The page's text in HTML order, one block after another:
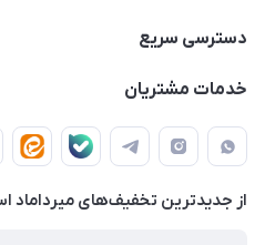
02188874370 - 02188874371
پایتخت - طبقه اول - واحد 172
دسترسی سریع
صـفـحـه اصـلـی
دربـاره مـیـردامـاد اسـتـور
خدمات مشتریان
قـوانـیـن و مـقـررات
روش هـای پـرداخـت
تـیـکـت بـه پـشـتـیـبـانـی
از جدید‌ترین تخفیف‌های میرداماد